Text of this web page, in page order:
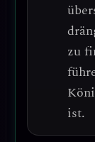
zu
ist.